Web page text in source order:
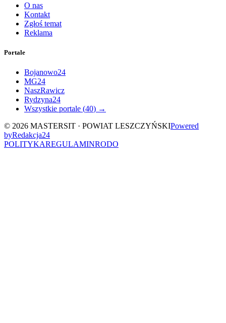
O nas
Kontakt
Zgłoś temat
Reklama
Portale
Bojanowo24
MG24
NaszRawicz
Rydzyna24
Wszystkie portale (40) →
© 2026 MASTERSIT · POWIAT LESZCZYŃSKIPowered
byRedakcja24
POLITYKAREGULAMINRODO